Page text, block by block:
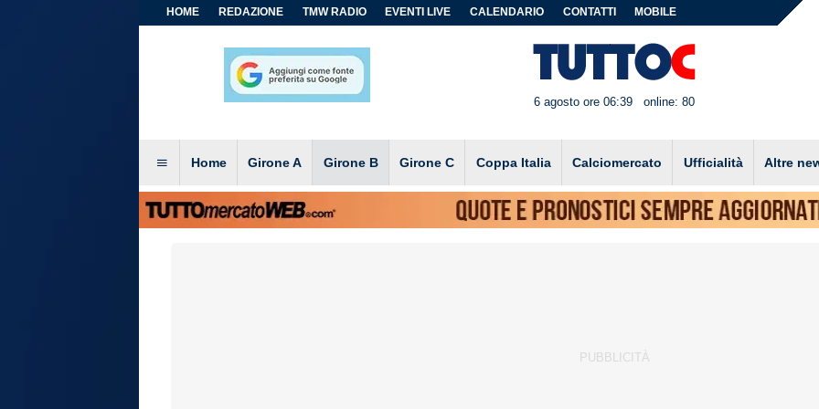
HOME REDAZIONE TMW RADIO EVENTI LIVE CALENDARIO CONTATTI MOBILE
6 agosto ore 06:39 online: 80
Home Girone A Girone B Girone C Coppa Italia Calciomercato Ufficialità Altre